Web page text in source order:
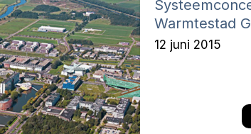
Warmtestad
12 juni 2015